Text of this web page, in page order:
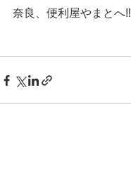
奈良、便利屋やまとへ‼️